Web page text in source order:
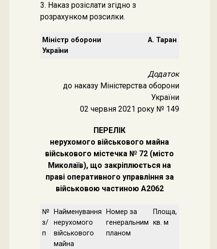
3. Наказ розіслати згідно з
розрахунком розсилки.
Міністр оборони
України
А. Таран
Додаток
до наказу Міністерства оборони
України
02 червня 2021 року № 149
ПЕРЕЛІК
нерухомого військового майна
військового містечка № 72 (місто
Миколаїв), що закріплюється на
праві оперативного управління за
військовою частиною А2062
№
з/
п
Найменування
нерухомого
військового
майна
Номер за
генеральним
планом
Площа,
кв. м